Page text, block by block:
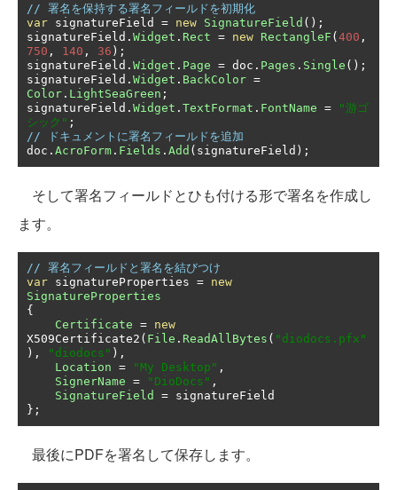
// 署名を保持する署名フィールドを初期化
var signatureField = new SignatureField ();
signatureField . Widget . Rect = new RectangleF ( 400 ,
750 , 140 , 36 );
signatureField . Widget . Page = doc . Pages . Single ();
signatureField . Widget . BackColor =
Color . LightSeaGreen ;
signatureField . Widget . TextFormat . FontName =
"游ゴ
シック" ;
// ドキュメントに署名フィールドを追加
doc . AcroForm . Fields . Add ( signatureField );
そして署名フィールドとひも付ける形で署名を作成し
ます。
// 署名フィールドと署名を結びつけ
var signatureProperties = new
SignatureProperties
{
Certificate = new
X509Certificate2 ( File . ReadAllBytes ( "diodocs.pfx"
),
"diodocs" ),
Location = "My Desktop" ,
SignerName = "DioDocs" ,
SignatureField
=
};
最後にPDFを署名して保存します。